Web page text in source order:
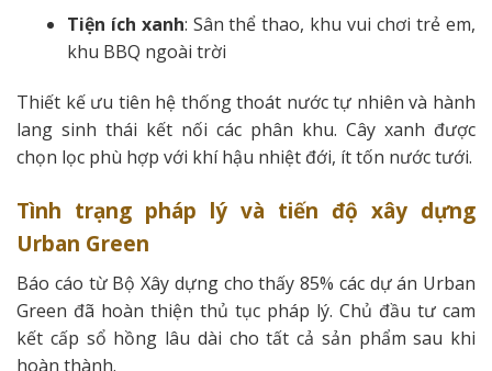
Tiện ích xanh: Sân thể thao, khu vui chơi trẻ em,
khu BBQ ngoài trời
Thiết kế ưu tiên hệ thống thoát nước tự nhiên và hành
lang sinh thái kết nối các phân khu. Cây xanh được
chọn lọc phù hợp với khí hậu nhiệt đới, ít tốn nước tưới.
Tình trạng pháp lý và tiến độ xây dựng
Urban Green
Báo cáo từ Bộ Xây dựng cho thấy 85% các dự án Urban
Green đã hoàn thiện thủ tục pháp lý. Chủ đầu tư cam
kết cấp sổ hồng lâu dài cho tất cả sản phẩm sau khi
hoàn thành.